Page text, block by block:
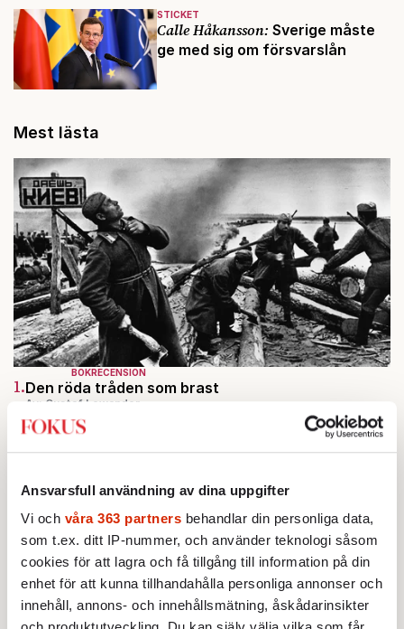
Ansvarsfull användning av dina uppgifter
Vi och våra 363 partners behandlar din personliga data,
som t.ex. ditt IP-nummer, och använder teknologi såsom
cookies för att lagra och få tillgång till information på din
enhet för att kunna tillhandahålla personliga annonser och
innehåll, annons- och innehållsmätning, åskådarinsikter
STICKET
Calle Håkansson: Sverige måste
ge med sig om försvarslån
Mest lästa
BOKRECENSION
1.Den röda tråden som brast
Av: Gustaf Lewander
2.Vattenbristen är här – men var femte liter läcker
ut
3.Johan Hakelius:DN-rubriken visar vad som sägs
mellan raderna
4.Nina Lekander:På ”Kommunisthögskolan” drömde
alla om att vara arbetarklass
KRÖNIKA
5.Frans Wachtmeister: Ja, AC är ett hot mot den
franska civilisationen